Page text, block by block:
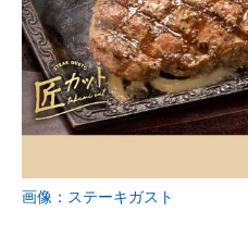
画像：ステーキガスト